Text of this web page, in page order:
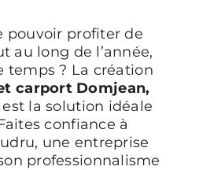
pouvoir profiter de
au long de l’année,
temps ? La création
carport Domjean,
est la solution idéale
confiance à
une entreprise
professionnalisme